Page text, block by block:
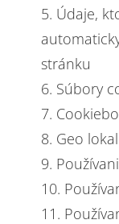
5. Údaje,
stránku
6. Súbory
7.
8. Geo
9.
10.
11.